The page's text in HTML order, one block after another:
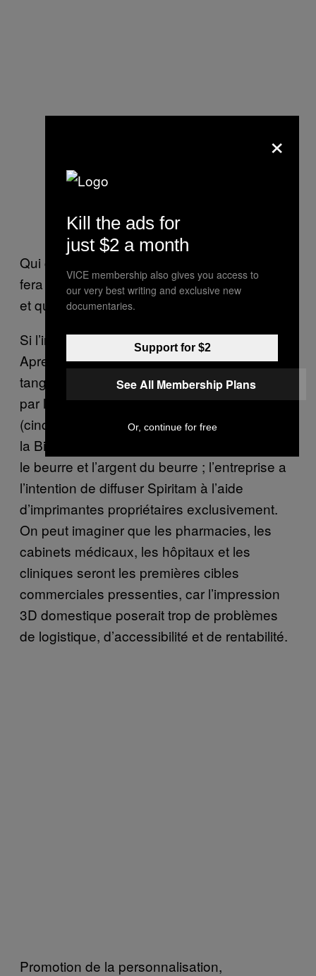
Qui contrôlera la qualité du médicament ? Qui
fera les frais d’une possible non-conformité,
et qui en assumera les conséquences ?
Si l’intérêt de la technologie développée par
Aprecia est vague, si ce n’est douteux, plus
tangible est le nombre de brevets déposés
par la société sur sa technologie ZipDose
(cinquante,
selon leur site web). Enfin, dans
la Big Pharma, il est toujours possible d’avoir
le beurre et l’argent du beurre ; l’entreprise a
l’intention de diffuser Spiritam à l’aide
d’imprimantes propriétaires exclusivement.
On peut imaginer que les pharmacies, les
cabinets médicaux, les hôpitaux et les
cliniques seront les premières cibles
commerciales pressenties, car l’impression
3D domestique poserait trop de problèmes
de logistique, d’accessibilité et de rentabilité.
Promotion de la personnalisation,
×
Kill the ads for
just $2 a month
VICE membership also gives you access to
our very best writing and exclusive new
documentaries.
Support for $2
See All Membership Plans
Or, continue for free